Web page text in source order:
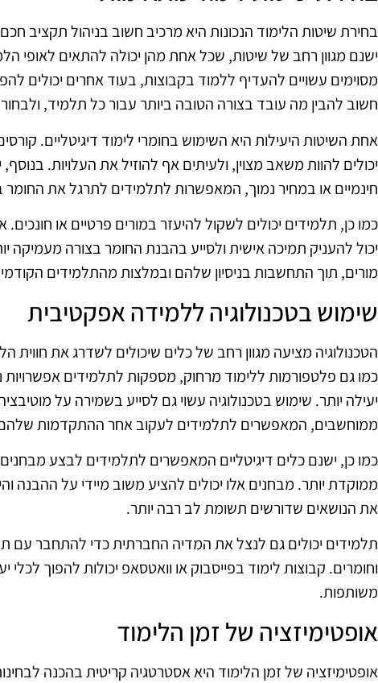
בחירת שיטות הלימוד הנכונות היא מרכיב חשוב בניהול תקציב
ישנם מגוון רחב של שיטות, שכל אחת מהן יכולה להתאים לאופי
מסוימים עשויים להעדיף ללמוד בקבוצות, בעוד אחרים יכולים
חשוב להבין מה עובד בצורה הטובה ביותר עבור כל תלמיד,
אחת השיטות היעילות היא השימוש בחומרי לימוד דיגיטליים.
יכולים להוות משאב מצוין, ולעיתים אף להוזיל את העלויות.
חינמיים או במחיר נמוך, המאפשרות לתלמידים לתרגל את
כמו כן, תלמידים יכולים לשקול להיעזר במורים פרטיים או
יכול להעניק תמיכה אישית ולסייע בהבנת החומר בצורה
מורים, תוך התחשבות בניסיון שלהם ובמלצות מהתלמידים
שימוש בטכנולוגיה ללמידה אפקטיבית
הטכנולוגיה מציעה מגוון רחב של כלים שיכולים לשדרג את חווית
כמו גם פלטפורמות ללימוד מרחוק, מספקות לתלמידים
יעילה יותר. שימוש בטכנולוגיה עשוי גם לסייע בשמירה על
ממוחשבים, המאפשרים לתלמידים לעקוב אחר ההתקדמות
כמו כן, ישנם כלים דיגיטליים המאפשרים לתלמידים לבצע
ממוקדת יותר. מבחנים אלו יכולים להציע משוב מיידי על ההבנה
את הנושאים שדורשים תשומת לב רבה יותר.
תלמידים יכולים גם לנצל את המדיה החברתית כדי להתחבר עם
וחומרים. קבוצות לימוד בפייסבוק או וואטסאפ יכולות להפוך לכלי
משותפות.
אופטימיזציה של זמן הלימוד
אופטימיזציה של זמן הלימוד היא אסטרטגיה קריטית בהכנה